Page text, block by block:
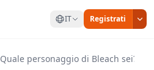
IT Registrati
Quale personaggio di Bleach sei?